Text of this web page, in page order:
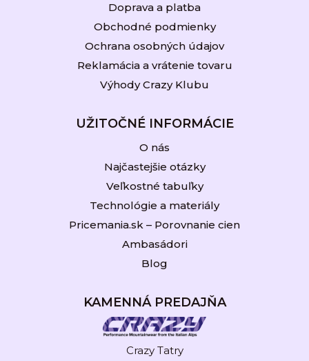
Doprava a platba
Obchodné podmienky
Ochrana osobných údajov
Reklamácia a vrátenie tovaru
Výhody Crazy Klubu
UŽITOČNÉ INFORMÁCIE
O nás
Najčastejšie otázky
Veľkostné tabuľky
Technológie a materiály
Pricemania.sk – Porovnanie cien
Ambasádori
Blog
KAMENNÁ PREDAJŇA
Crazy Tatry